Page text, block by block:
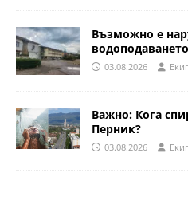
Възможно е
03.08.2026
Важно: Кога
Перник?
03.08.2026